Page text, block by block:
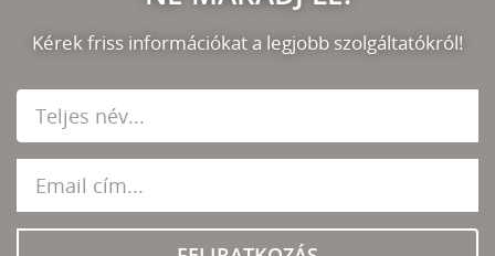
Kérek friss információkat a legjobb szolgáltatókról!